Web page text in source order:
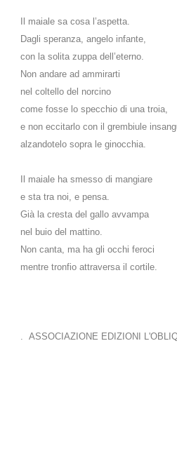
Il maiale sa cosa l’aspetta.
Dagli speranza, angelo infante,
con la solita zuppa dell’eterno.
Non andare ad ammirarti
nel coltello del norcino
come fosse lo specchio di una troia,
e non eccitarlo con il grembiule
alzandotelo sopra le ginocchia.
Il maiale ha smesso di mangiare
e sta tra noi, e pensa.
Già la cresta del gallo avvampa
nel buio del mattino.
Non canta, ma ha gli occhi feroci
mentre tronfio attraversa il cortile.
. ASSOCIAZIONE EDIZIONI